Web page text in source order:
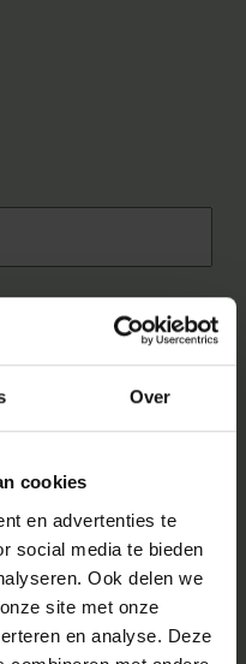
Over
cookies
en advertenties te
social media te bieden
Ook delen we
site met onze
en analyse. Deze